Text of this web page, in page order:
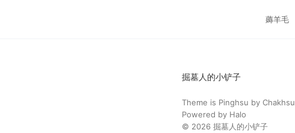
薅羊毛
掘墓人的小铲子
Theme is Pinghsu by Chakhsu
Powered by Halo
© 2026 掘墓人的小铲子